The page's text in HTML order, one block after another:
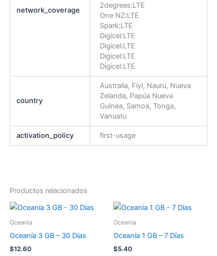
network_coverage
2degrees:LTE
One NZ:LTE
Spark:LTE
Digicel:LTE
Digicel:LTE
Digicel:LTE
Digicel:LTE
country
Australia, Fiyi, Nauru, Nueva
Zelanda, Papúa Nueva
Guinea, Samoa, Tonga,
Vanuatu
activation_policy first-usage
Productos relacionados
Oceania
Oceanía 3 GB – 30 Días
$12.60
Oceania
Oceanía 1 GB – 7 Días
$5.40